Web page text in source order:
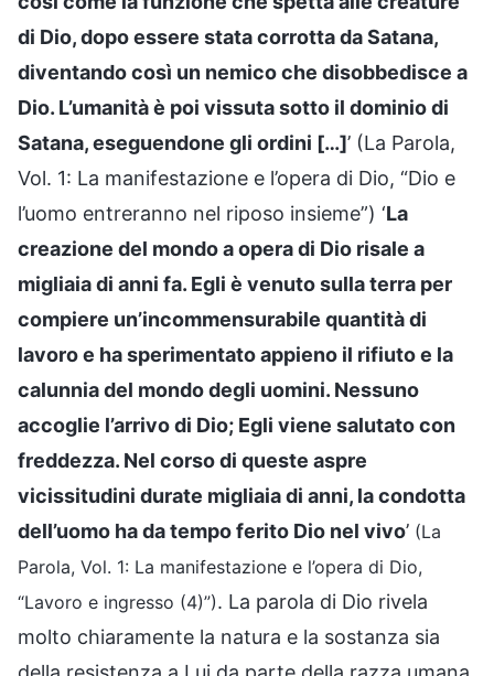
di Dio, dopo essere stata corrotta da Satana,
diventando così un nemico che disobbedisce a
Dio. L’umanità è poi vissuta sotto il dominio di
Satana, eseguendone gli ordini […]’ (La Parola,
Vol. 1: La manifestazione e l’opera di Dio, “Dio e
l’uomo entreranno nel riposo insieme”) ‘La
creazione del mondo a opera di Dio risale a
migliaia di anni fa. Egli è venuto sulla terra per
compiere un’incommensurabile quantità di
lavoro e ha sperimentato appieno il rifiuto e la
calunnia del mondo degli uomini. Nessuno
accoglie l’arrivo di Dio; Egli viene salutato con
freddezza. Nel corso di queste aspre
vicissitudini durate migliaia di anni, la condotta
dell’uomo ha da tempo ferito Dio nel vivo’ (La
Parola, Vol. 1: La manifestazione e l’opera di Dio,
“Lavoro e ingresso (4)”). La parola di Dio rivela
molto chiaramente la natura e la sostanza sia